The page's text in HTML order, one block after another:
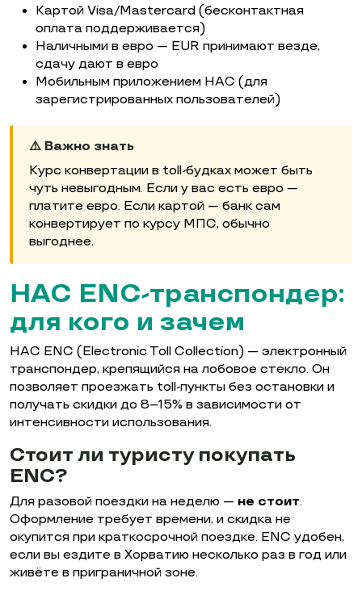
Картой Visa/Mastercard (бесконтактная
оплата поддерживается)
Наличными в евро — EUR принимают везде,
сдачу дают в евро
Мобильным приложением HAC (для
зарегистрированных пользователей)
⚠️ Важно знать
Курс конвертации в toll-будках может быть
чуть невыгодным. Если у вас есть евро —
платите евро. Если картой — банк сам
конвертирует по курсу МПС, обычно
выгоднее.
HAC ENC-транспондер:
для кого и зачем
HAC ENC (Electronic Toll Collection) — электронный
транспондер, крепящийся на лобовое стекло. Он
позволяет проезжать toll-пункты без остановки и
получать скидки до 8–15% в зависимости от
интенсивности использования.
Стоит ли туристу покупать
ENC?
Для разовой поездки на неделю — не стоит.
Оформление требует времени, и скидка не
окупится при краткосрочной поездке. ENC удобен,
если вы ездите в Хорватию несколько раз в год или
живёте в приграничной зоне.